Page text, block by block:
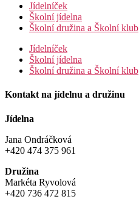
Jídelníček
Školní jídelna
Školní družina a Školní klub
Jídelníček
Školní jídelna
Školní družina a Školní klub
Kontakt na jídelnu a družinu
Jídelna
Jana Ondráčková
+420 474 375 961
Družina
Markéta Ryvolová
+420 736 472 815